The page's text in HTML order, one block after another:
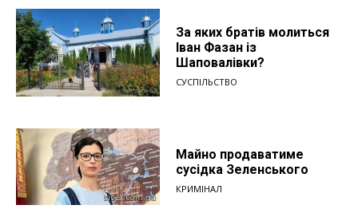
За яких братів молиться
Іван Фазан із
Шаповалівки?
СУСПІЛЬСТВО
Майно продаватиме
сусідка Зеленського
КРИМІНАЛ